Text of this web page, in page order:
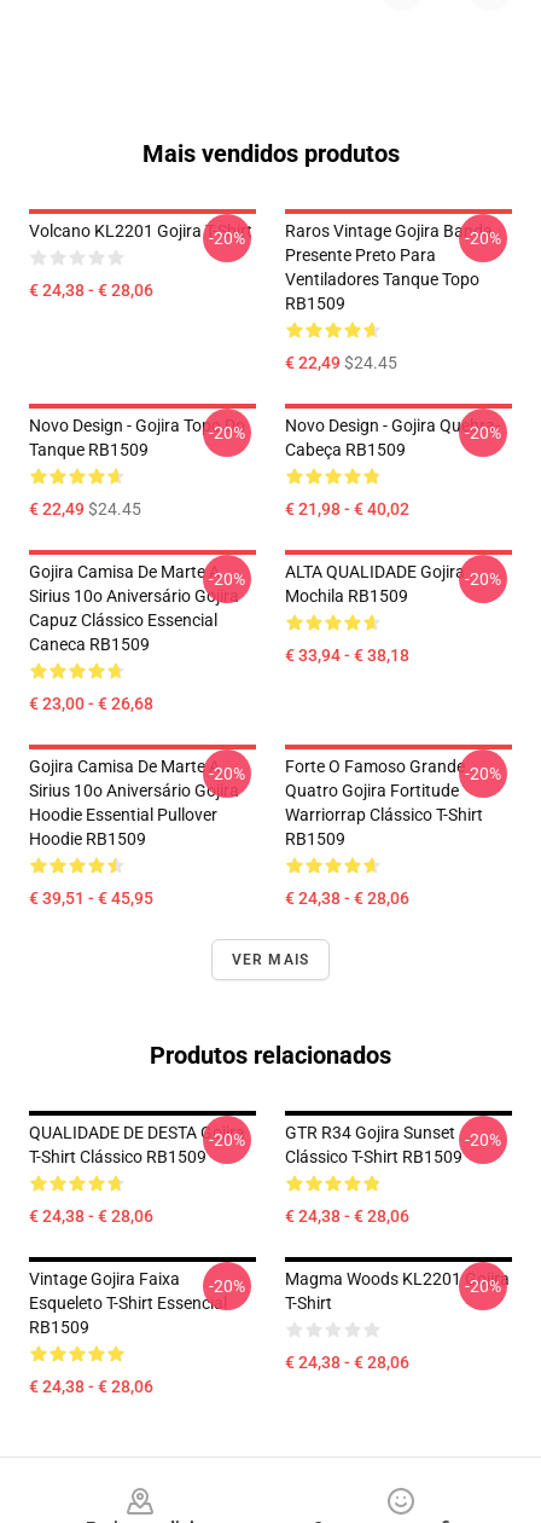
Mais vendidos produtos
Volcano KL2201 Gojira T-Shirt
€ 24,38 - € 28,06
-20%
Raros Vintage Gojira Banda
Presente Preto Para
Ventiladores Tanque Topo
RB1509
€ 22,49$24.45
-20%
Novo Design - Gojira Topo Do
Tanque RB1509
€ 22,49$24.45
-20%
Novo Design - Gojira Quebra-
Cabeça RB1509
€ 21,98 - € 40,02
-20%
Gojira Camisa De Marte A
Sirius 10o Aniversário Gojira
Capuz Clássico Essencial
Caneca RB1509
€ 23,00 - € 26,68
-20%
ALTA QUALIDADE Gojira
Mochila RB1509
€ 33,94 - € 38,18
-20%
Gojira Camisa De Marte A
Sirius 10o Aniversário Gojira
Hoodie Essential Pullover
Hoodie RB1509
€ 39,51 - € 45,95
-20%
Forte O Famoso Grande
Quatro Gojira Fortitude
Warriorrap Clássico T-Shirt
RB1509
€ 24,38 - € 28,06
-20%
VER MAIS
Produtos relacionados
QUALIDADE DE DESTA Gojira
T-Shirt Clássico RB1509
€ 24,38 - € 28,06
-20%
GTR R34 Gojira Sunset
Clássico T-Shirt RB1509
€ 24,38 - € 28,06
-20%
Vintage Gojira Faixa
Esqueleto T-Shirt Essencial
RB1509
€ 24,38 - € 28,06
-20%
Magma Woods KL2201 Gojira
T-Shirt
€ 24,38 - € 28,06
-20%